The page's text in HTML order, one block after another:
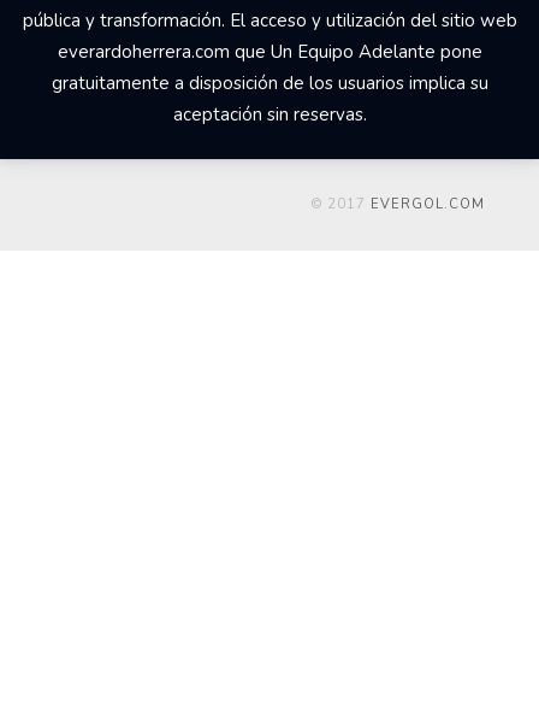
pública y transformación. El acceso y utilización del sitio web
everardoherrera.com que Un Equipo Adelante pone
gratuitamente a disposición de los usuarios implica su
aceptación sin reservas.
© 2017 EVERGOL.COM